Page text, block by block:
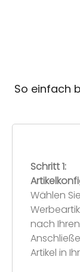
So einfach
Schritt 1:
Wählen
nach
Artikel in